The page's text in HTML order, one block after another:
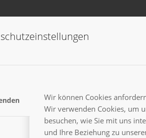
Wir können Cookies
Wir verwenden Cookies, um
besuchen, wie Sie mit uns
und Ihre Beziehung zu
wie es sich anfühlt. Den ganzen
Ende ist es immer dasselbe: Zu Hause […]